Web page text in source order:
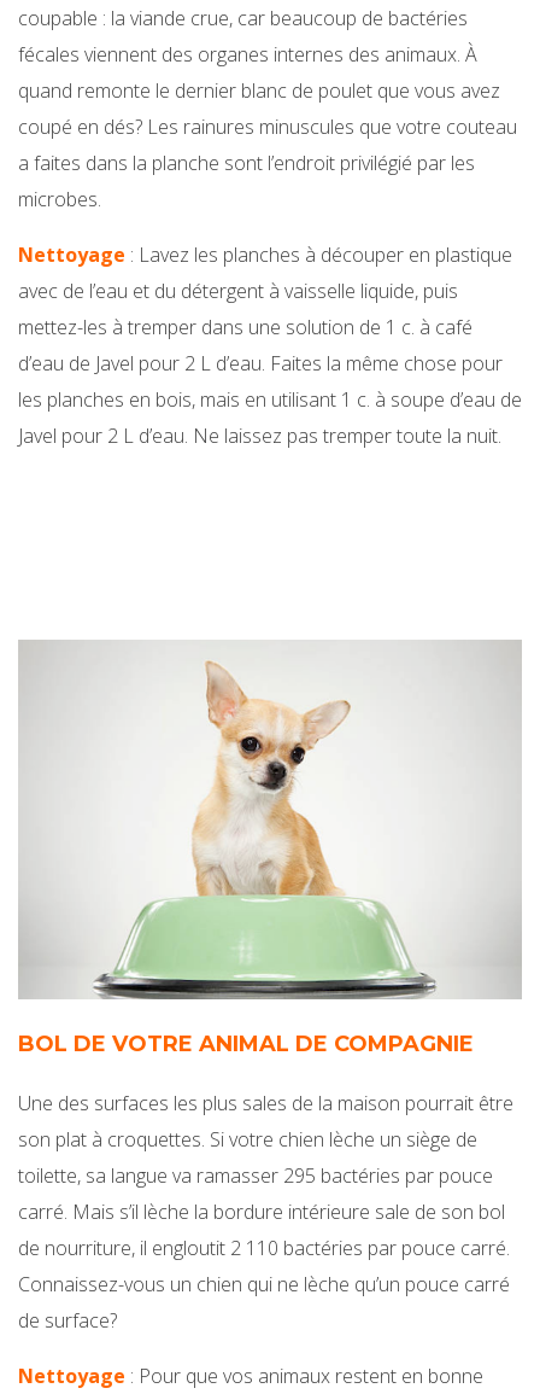
coupable : la viande crue, car beaucoup de bactéries
fécales viennent des organes internes des animaux. À
quand remonte le dernier blanc de poulet que vous avez
coupé en dés? Les rainures minuscules que votre couteau
a faites dans la planche sont l’endroit privilégié par les
microbes.
Nettoyage : Lavez les planches à découper en plastique
avec de l’eau et du détergent à vaisselle liquide, puis
mettez-les à tremper dans une solution de 1 c. à café
d’eau de Javel pour 2 L d’eau. Faites la même chose pour
les planches en bois, mais en utilisant 1 c. à soupe d’eau de
Javel pour 2 L d’eau. Ne laissez pas tremper toute la nuit.
BOL DE VOTRE ANIMAL DE COMPAGNIE
Une des surfaces les plus sales de la maison pourrait être
son plat à croquettes. Si votre chien lèche un siège de
toilette, sa langue va ramasser 295 bactéries par pouce
carré. Mais s’il lèche la bordure intérieure sale de son bol
de nourriture, il engloutit 2 110 bactéries par pouce carré.
Connaissez-vous un chien qui ne lèche qu’un pouce carré
de surface?
Nettoyage : Pour que vos animaux restent en bonne